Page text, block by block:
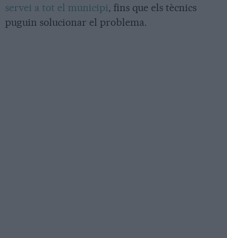
servei a tot el municipi, fins que els tècnics
puguin solucionar el problema.